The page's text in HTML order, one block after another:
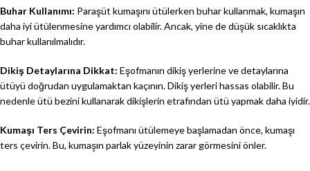
Buhar Kullanımı: Paraşüt kumaşını ütülerken buhar kullanmak, kumaşın
daha iyi ütülenmesine yardımcı olabilir. Ancak, yine de düşük sıcaklıkta
buhar kullanılmalıdır.
Dikiş Detaylarına Dikkat: Eşofmanın dikiş yerlerine ve detaylarına
ütüyü doğrudan uygulamaktan kaçının. Dikiş yerleri hassas olabilir. Bu
nedenle ütü bezini kullanarak dikişlerin etrafından ütü yapmak daha iyidir.
Kumaşı Ters Çevirin: Eşofmanı ütülemeye başlamadan önce, kumaşı
ters çevirin. Bu, kumaşın parlak yüzeyinin zarar görmesini önler.